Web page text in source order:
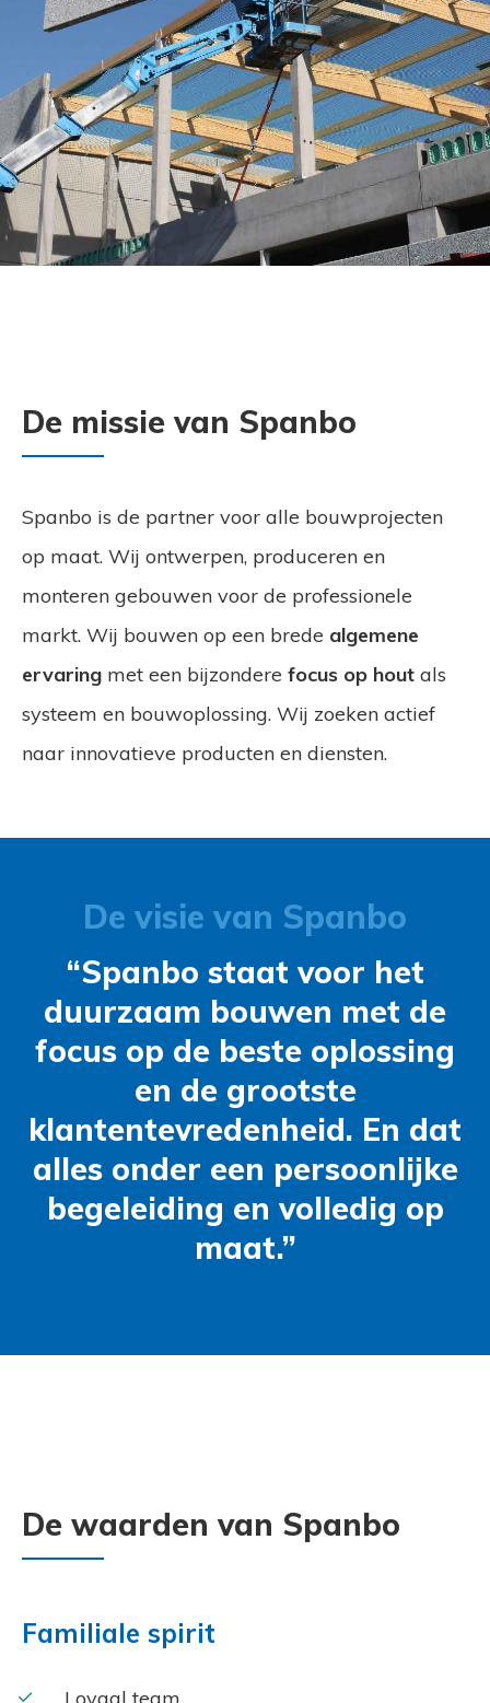
De missie van Spanbo
Spanbo is de partner voor alle bouwprojecten
op maat. Wij ontwerpen, produceren en
monteren gebouwen voor de professionele
markt. Wij bouwen op een brede algemene
ervaring met een bijzondere focus op hout als
systeem en bouwoplossing. Wij zoeken actief
naar innovatieve producten en diensten.
De visie van Spanbo
“Spanbo staat voor het
duurzaam bouwen met de
focus op de beste oplossing
en de grootste
klantentevredenheid. En dat
alles onder een persoonlijke
begeleiding en volledig op
maat.”
De waarden van Spanbo
Familiale spirit